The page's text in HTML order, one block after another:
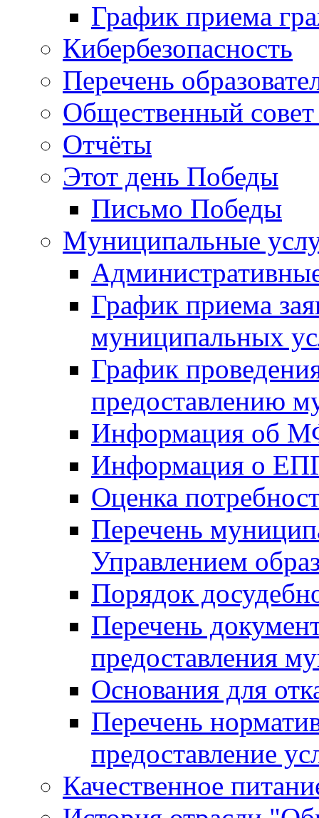
График приема
Кибербезопасность
Перечень
Общественный
Отчёты
Этот день Победы
Письмо Победы
Mуниципальные
График приема
муниципальных
График
предоставлению
Информация об
Информация о
Оценка
Перечень
Управлением
Порядок
Перечень
предоставления
Основания для
Перечень
предоставление
Качественное